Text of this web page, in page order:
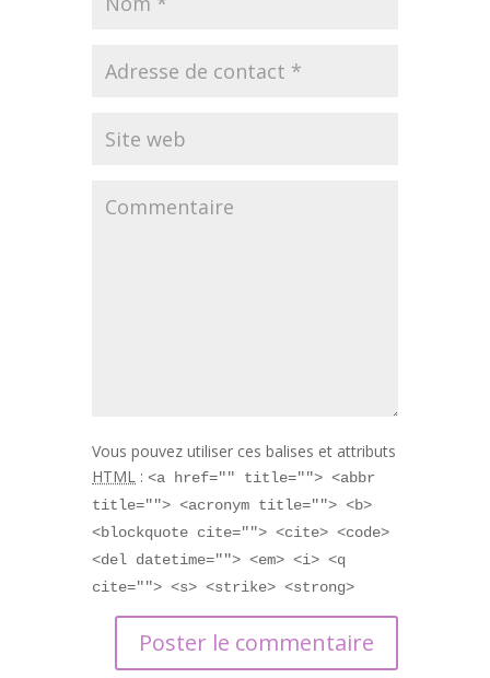
Vous pouvez utiliser ces balises et attributs
HTML : <a href="" title=""> <abbr
title=""> <acronym title=""> <b>
<blockquote cite=""> <cite> <code>
<del datetime=""> <em> <i> <q
cite=""> <s> <strike> <strong>